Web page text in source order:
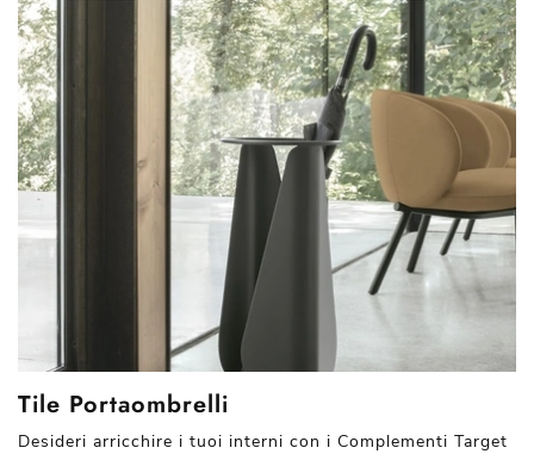
Tile Portaombrelli
Desideri arricchire i tuoi interni con i Complementi Target